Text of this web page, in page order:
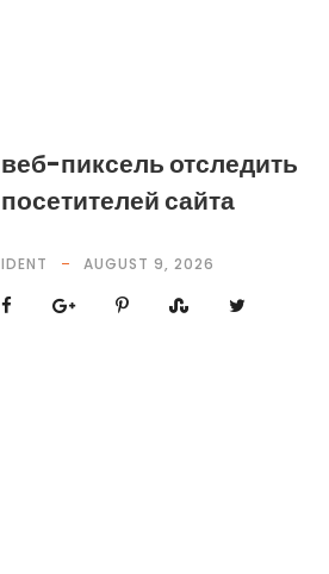
веб-пиксель отследить
посетителей сайта
IDENT AUGUST 9, 2026